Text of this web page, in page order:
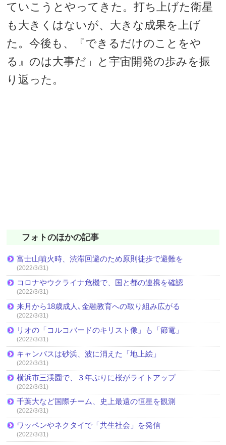
ていこうとやってきた。打ち上げた衛星
も大きくはないが、大きな成果を上げ
た。今後も、『できるだけのことをや
る』のは大事だ」と宇宙開発の歩みを振
り返った。
フォトのほかの記事
富士山噴火時、渋滞回避のため原則徒歩で避難を
(2022/3/31)
コロナやウクライナ危機で、国と都の連携を確認
(2022/3/31)
来月から18歳成人､金融教育への取り組み広がる
(2022/3/31)
リオの「コルコバードのキリスト像」も「節電」
(2022/3/31)
キャンバスは砂浜、波に消えた「地上絵」
(2022/3/31)
横浜市三渓園で、３年ぶりに桜がライトアップ
(2022/3/31)
千葉大など国際チーム、史上最遠の恒星を観測
(2022/3/31)
ワッペンやネクタイで「共生社会」を発信
(2022/3/31)